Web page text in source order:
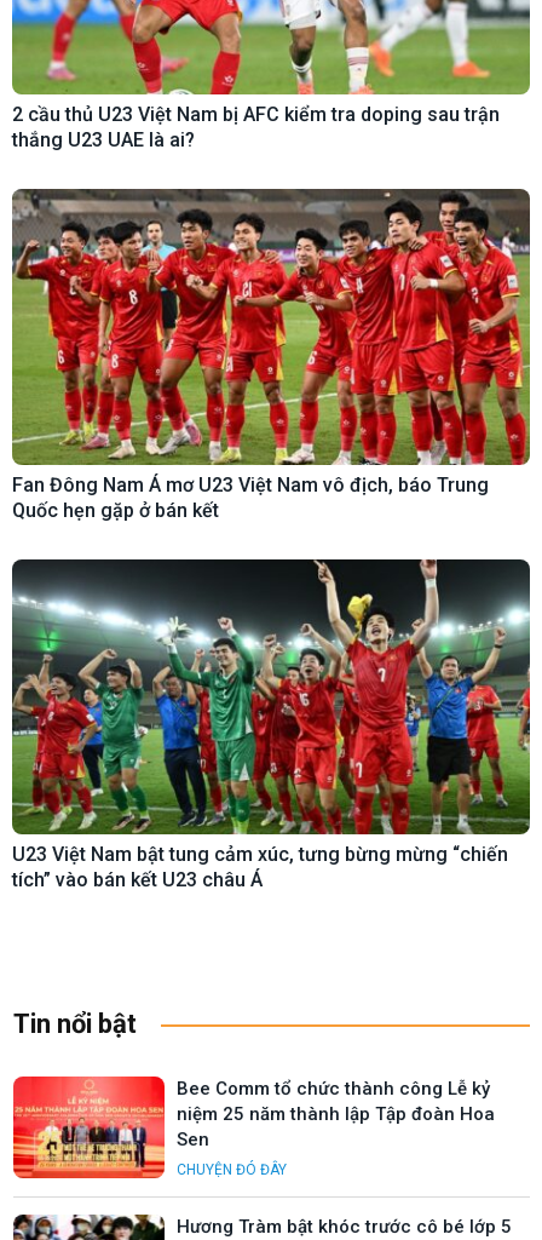
2 cầu thủ U23 Việt Nam bị AFC kiểm tra doping sau trận
thắng U23 UAE là ai?
Fan Đông Nam Á mơ U23 Việt Nam vô địch, báo Trung
Quốc hẹn gặp ở bán kết
U23 Việt Nam bật tung cảm xúc, tưng bừng mừng “chiến
tích” vào bán kết U23 châu Á
Tin nổi bật
Bee Comm tổ chức thành công Lễ kỷ
niệm 25 năm thành lập Tập đoàn Hoa
Sen
CHUYỆN ĐÓ ĐÂY
Hương Tràm bật khóc trước cô bé lớp 5